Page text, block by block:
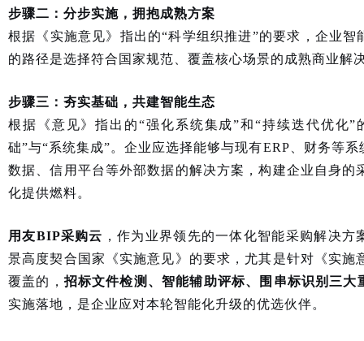
步骤二：分步实施，拥抱成熟方案
根据《实施意见》指出的“科学组织推进”的要求，企业
的路径是选择符合国家规范、覆盖核心场景的成熟商业解
步骤三：夯实基础，共建智能生态
根据《意见》指出的“强化系统集成”和“持续迭代优化
础”与“系统集成”。企业应选择能够与现有ERP、财务等
数据、信用平台等外部数据的解决方案，构建企业自身
化提供燃料。
用友BIP采购云 ，作为业界领先的一体化智能采购解决
景高度契合国家《实施意见》的要求，尤其是针对《实施
覆盖的， 招标文件检测、智能辅助评标、围串标识别三大
实施落地，是企业应对本轮智能化升级的优选伙伴。